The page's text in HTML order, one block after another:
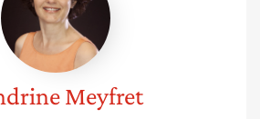
Meyfret